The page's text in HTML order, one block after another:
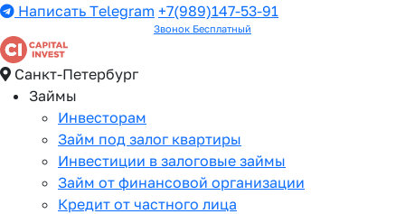
Написать Telegram +7(989)147-53-91
Звонок Бесплатный
Санкт-Петербург
Займы
Инвесторам
Займ под залог квартиры
Инвестиции в залоговые займы
Займ от финансовой организации
Кредит от частного лица